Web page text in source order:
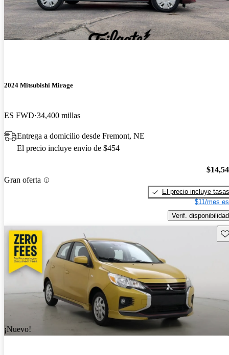
2024 Mitsubishi Mirage
ES FWD 34,400 millas
Entrega a domicilio desde Fremont, NE
El precio incluye envío de $454
Gran oferta
El precio incluye tasas
$11/mes
Verif. disponibilidad
¡Nuevo!